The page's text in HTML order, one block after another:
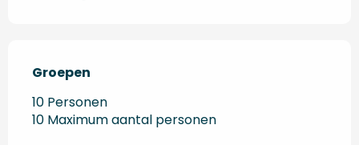
Groepen
Groepen
10 Personen
10 Maximum aantal personen